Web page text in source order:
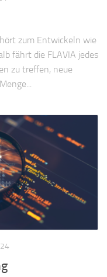
zum Entwickeln wie
fährt die FLAVIA jedes
zu treffen, neue